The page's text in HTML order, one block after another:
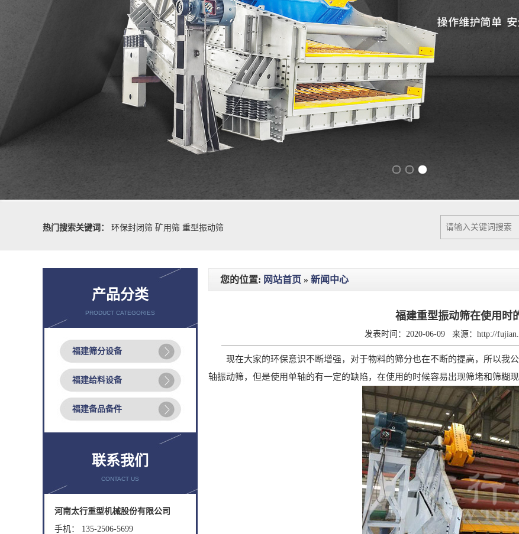
热门搜索关键词：
环保封闭筛 矿用筛 重型振动筛
产品分类
PRODUCT CATEGORIES
福建筛分设备
福建给料设备
福建备品备件
联系我们
CONTACT US
河南太行重型机械股份有限公司
手机： 135-2506-5699
您的位置: 网站首页 » 新闻中心
福建重型振动筛在使用时
发表时间：2020-06-09 来源： http://
现在大家的环保意识不断增强，对于物料的筛分也在不断的提高，所以我
轴振动筛，但是使用单轴的有一定的缺陷，在使用的时候容易出现筛堵和筛糊